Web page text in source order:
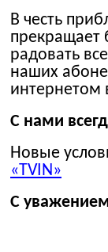
В честь
прекращает
радовать
наших
интернетом
С нами
Новые
« TVIN »
С